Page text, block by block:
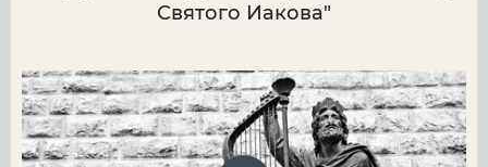
Святого Иакова"